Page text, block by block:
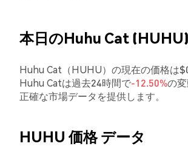
本日のHuhu Cat
Huhu Cat（HUHU）の現在の価格は
Huhu Catは過去24時間で-12.50%の
正確な市場データを提供します。
HUHU 価格 データ